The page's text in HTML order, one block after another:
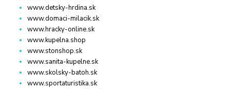
www.detsky-hrdina.sk
www.domaci-milacik.sk
www.hracky-online.sk
www.kupelna.shop
www.stonshop.sk
www.sanita-kupelne.sk
www.skolsky-batoh.sk
www.sportaturistika.sk